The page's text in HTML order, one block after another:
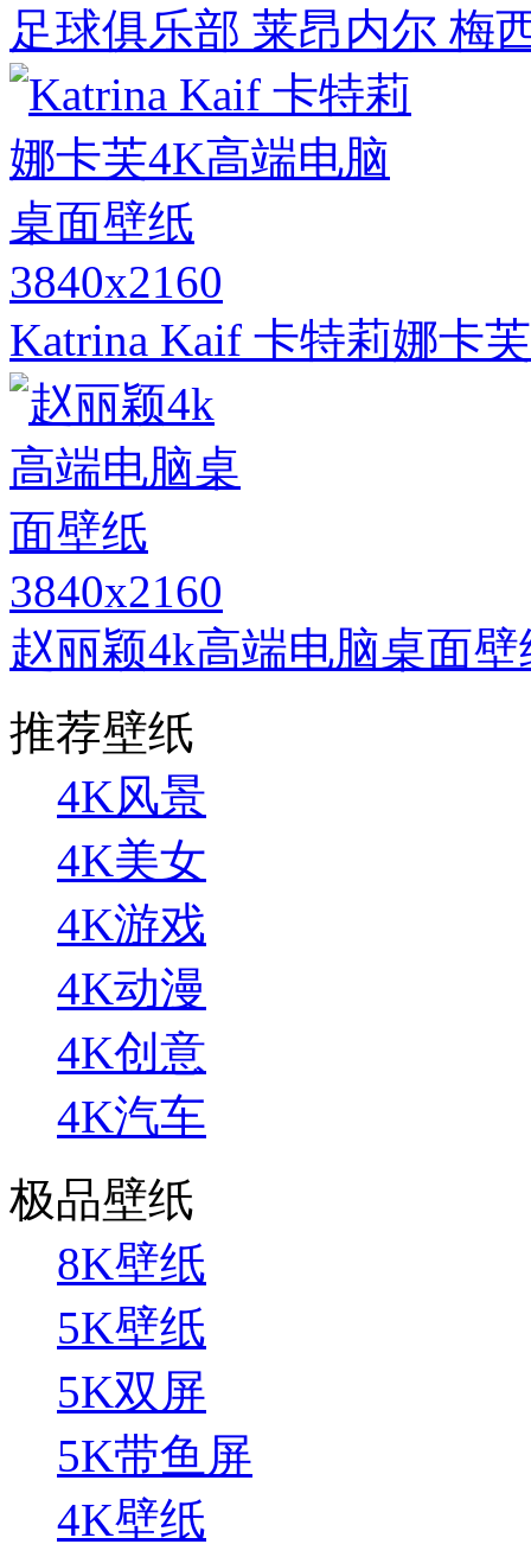
足球俱乐部 莱昂内尔 梅
3840x2160
Katrina Kaif 卡特莉娜卡
3840x2160
赵丽颖4k高端电脑桌面壁
推荐壁纸
4K风景
4K美女
4K游戏
4K动漫
4K创意
4K汽车
极品壁纸
8K壁纸
5K壁纸
5K双屏
5K带鱼屏
4K壁纸